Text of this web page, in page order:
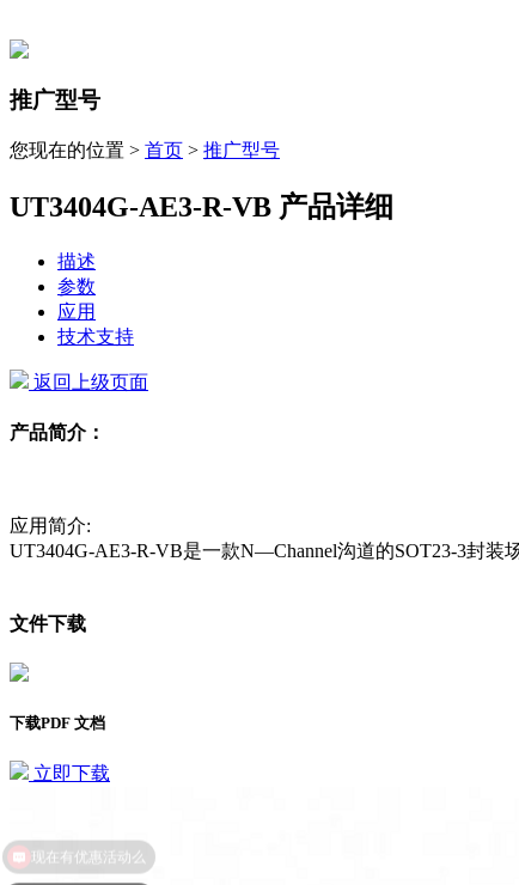
推广型号
您现在的位置 > 首页 > 推广型号
UT3404G-AE3-R-VB 产品详细
描述
参数
应用
技术支持
返回上级页面
产品简介：
应用简介:
UT3404G-AE3-R-VB是一款N—Channel沟道的SOT23-3封
文件下载
下载PDF 文档
立即下载